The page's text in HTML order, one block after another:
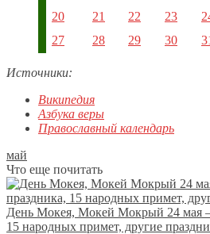
20
21 22 23
27
28 29 30
Источники:
Википедия
Азбука веры
Православный календарь
май
Что еще почитать
День Мокея, Мокей Мокрый 24 мая
15 народных примет, другие